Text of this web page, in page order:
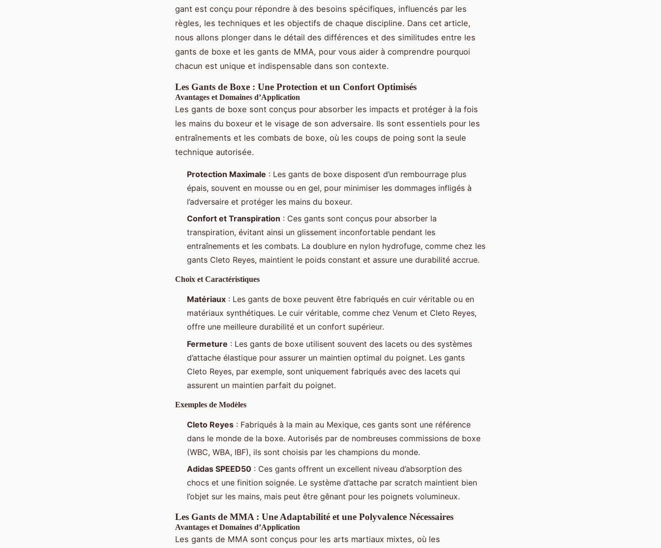
gant est conçu pour répondre à des besoins spécifiques, influencés par les
règles, les techniques et les objectifs de chaque discipline. Dans cet article,
nous allons plonger dans le détail des différences et des similitudes entre les
gants de boxe et les gants de MMA, pour vous aider à comprendre pourquoi
chacun est unique et indispensable dans son contexte.
Les Gants de Boxe : Une Protection et un Confort Optimisés
Avantages et Domaines d’Application
Les gants de boxe sont conçus pour absorber les impacts et protéger à la fois
les mains du boxeur et le visage de son adversaire. Ils sont essentiels pour les
entraînements et les combats de boxe, où les coups de poing sont la seule
technique autorisée.
Protection Maximale : Les gants de boxe disposent d’un rembourrage plus
épais, souvent en mousse ou en gel, pour minimiser les dommages infligés à
l’adversaire et protéger les mains du boxeur.
Confort et Transpiration : Ces gants sont conçus pour absorber la
transpiration, évitant ainsi un glissement inconfortable pendant les
entraînements et les combats. La doublure en nylon hydrofuge, comme chez les
gants Cleto Reyes, maintient le poids constant et assure une durabilité accrue.
Choix et Caractéristiques
Matériaux : Les gants de boxe peuvent être fabriqués en cuir véritable ou en
matériaux synthétiques. Le cuir véritable, comme chez Venum et Cleto Reyes,
offre une meilleure durabilité et un confort supérieur.
Fermeture : Les gants de boxe utilisent souvent des lacets ou des systèmes
d’attache élastique pour assurer un maintien optimal du poignet. Les gants
Cleto Reyes, par exemple, sont uniquement fabriqués avec des lacets qui
assurent un maintien parfait du poignet.
Exemples de Modèles
Cleto Reyes : Fabriqués à la main au Mexique, ces gants sont une référence
dans le monde de la boxe. Autorisés par de nombreuses commissions de boxe
(WBC, WBA, IBF), ils sont choisis par les champions du monde.
Adidas SPEED50 : Ces gants offrent un excellent niveau d’absorption des
chocs et une finition soignée. Le système d’attache par scratch maintient bien
l’objet sur les mains, mais peut être gênant pour les poignets volumineux.
Les Gants de MMA : Une Adaptabilité et une Polyvalence Nécessaires
Avantages et Domaines d’Application
Les gants de MMA sont conçus pour les arts martiaux mixtes, où les